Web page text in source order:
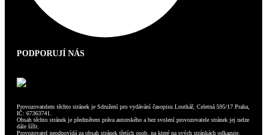
PODPORUJÍ NÁS
Provozovatelem těchto stránek je Sdružení pro vydávání časopisu Loutkář, Celetná 595/17 Praha,
IČ: 67363741.
Obsah těchto stránek je předmětem práva autorského a bez svolení provozovatele stránek jej nelze
dále šířit.
Provozovatel neodpovídá za obsah stránek třetích osob, na které na svých stránkách odkazuje.